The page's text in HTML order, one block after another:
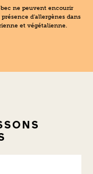
ne peuvent encourir
d’allergènes dans
et végétalienne.